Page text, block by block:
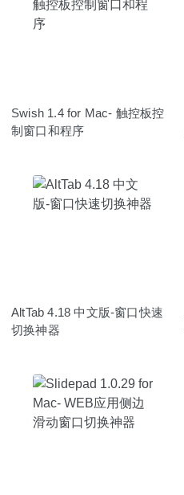
Swish 1.4 for Mac- 触控板控
制窗口和程序
AltTab 4.18 中文版-窗口快速
切换神器